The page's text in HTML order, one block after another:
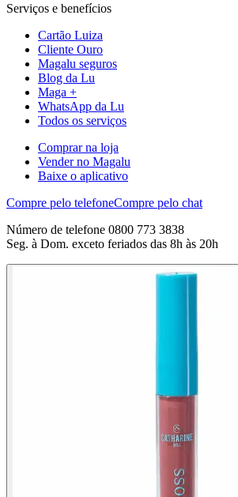
Serviços e benefícios
Cartão Luiza
Cliente Ouro
Magalu seguros
Blog da Lu
Maga +
WhatsApp da Lu
Todos os serviços
Comprar na loja
Vender no Magalu
Baixe o aplicativo
Compre pelo telefoneCompre pelo chat
Número de telefone 0800 773 3838
Seg. à Dom. exceto feriados das 8h às 20h